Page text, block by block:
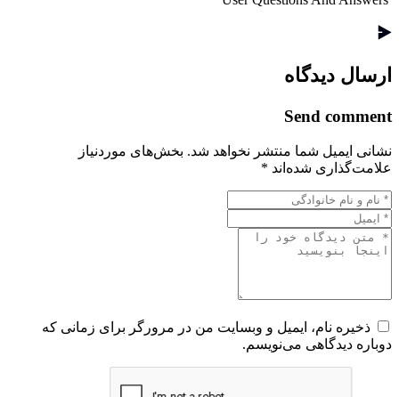
ارسال دیدگاه
Send comment
نشانی ایمیل شما منتشر نخواهد شد. بخش‌های موردنیاز
علامت‌گذاری شده‌اند *
ذخیره نام، ایمیل و وبسایت من در مرورگر برای زمانی که
دوباره دیدگاهی می‌نویسم.